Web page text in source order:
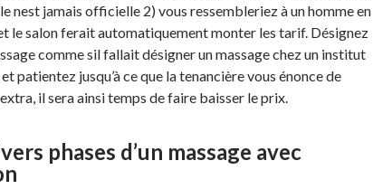
nest jamais officielle 2) vous ressembleriez à un homme en
le salon ferait automatiquement monter les tarif. Désignez
comme sil fallait désigner un massage chez un institut
patientez jusqu’à ce que la tenancière vous énonce de
il sera ainsi temps de faire baisser le prix.
phases d’un massage avec